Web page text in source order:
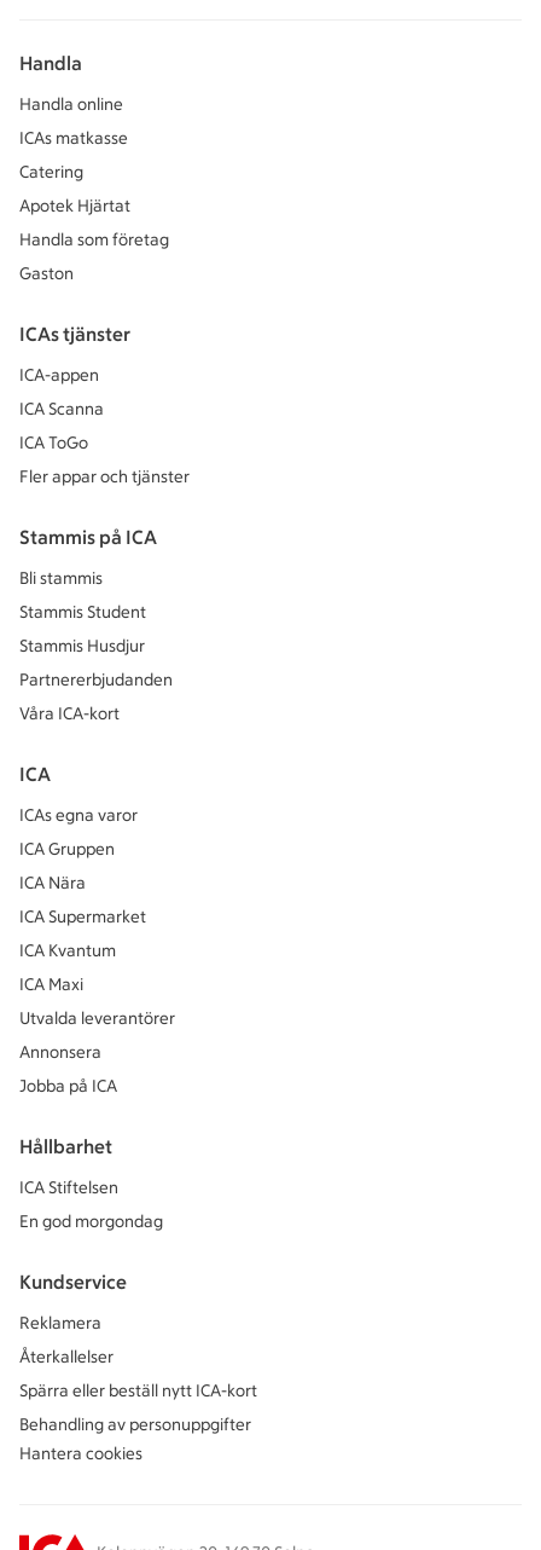
Handla
Handla online
ICAs matkasse
Catering
Apotek Hjärtat
Handla som företag
Gaston
ICAs tjänster
ICA-appen
ICA Scanna
ICA ToGo
Fler appar och tjänster
Stammis på ICA
Bli stammis
Stammis Student
Stammis Husdjur
Partnererbjudanden
Våra ICA-kort
ICA
ICAs egna varor
ICA Gruppen
ICA Nära
ICA Supermarket
ICA Kvantum
ICA Maxi
Utvalda leverantörer
Annonsera
Jobba på ICA
Hållbarhet
ICA Stiftelsen
En god morgondag
Kundservice
Reklamera
Återkallelser
Spärra eller beställ nytt ICA-kort
Behandling av personuppgifter
Hantera cookies